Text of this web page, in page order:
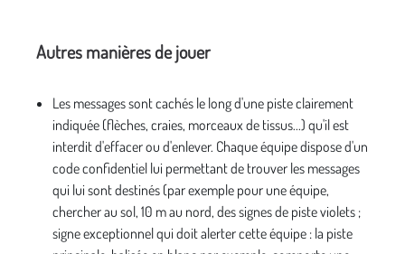
Autres manières de jouer
Les messages sont cachés le long d'une piste clairement
indiquée (flèches, craies, morceaux de tissus...) qu'il est
interdit d'effacer ou d'enlever. Chaque équipe dispose d'un
code confidentiel lui permettant de trouver les messages
qui lui sont destinés (par exemple pour une équipe,
chercher au sol, 10 m au nord, des signes de piste violets ;
signe exceptionnel qui doit alerter cette équipe : la piste